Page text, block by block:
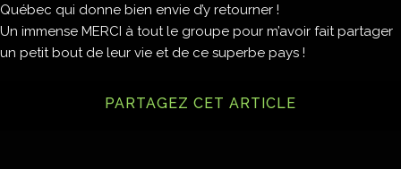
Québec qui donne bien envie d’y retourner !
Un immense MERCI à tout le groupe pour m’avoir fait partager
un petit bout de leur vie et de ce superbe pays !
PARTAGEZ CET ARTICLE